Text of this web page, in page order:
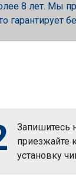
8 лет. Мы
гарантирует
Запишитесь
приезжайте
установку